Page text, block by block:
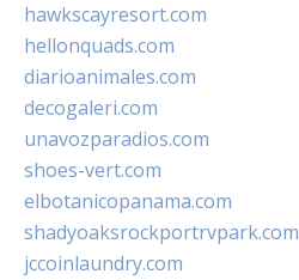
hawkscayresort.com
hellonquads.com
diarioanimales.com
decogaleri.com
unavozparadios.com
shoes-vert.com
elbotanicopanama.com
shadyoaksrockportrvpark.com
jccoinlaundry.com